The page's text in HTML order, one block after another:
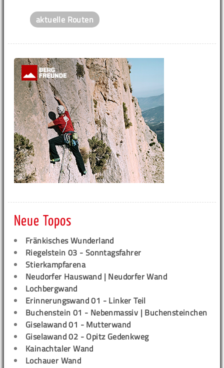
aktuelle Routen
Neue Topos
Fränkisches Wunderland
Riegelstein 03 - Sonntagsfahrer
Stierkampfarena
Neudorfer Hauswand | Neudorfer Wand
Lochbergwand
Erinnerungswand 01 - Linker Teil
Buchenstein 01 - Nebenmassiv | Buchensteinchen
Giselawand 01 - Mutterwand
Giselawand 02 - Opitz Gedenkweg
Kainachtaler Wand
Lochauer Wand